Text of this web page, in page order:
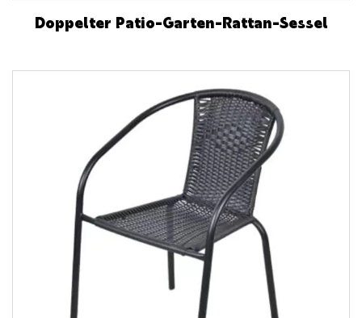
Doppelter Patio-Garten-Rattan-Sessel